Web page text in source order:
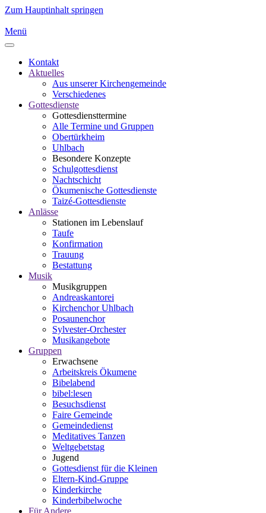
Zum Hauptinhalt springen
Menü
Kontakt
Aktuelles
Aus unserer Kirchengemeinde
Verschiedenes
Gottesdienste
Gottesdiensttermine
Alle Termine und Gruppen
Obertürkheim
Uhlbach
Besondere Konzepte
Schulgottesdienst
Nachtschicht
Ökumenische Gottesdienste
Taizé-Gottesdienste
Anlässe
Stationen im Lebenslauf
Taufe
Konfirmation
Trauung
Bestattung
Musik
Musikgruppen
Andreaskantorei
Kirchenchor Uhlbach
Posaunenchor
Sylvester-Orchester
Musikangebote
Gruppen
Erwachsene
Arbeitskreis Ökumene
Bibelabend
bibel:lesen
Besuchsdienst
Faire Gemeinde
Gemeindedienst
Meditatives Tanzen
Weltgebetstag
Jugend
Gottesdienst für die Kleinen
Eltern-Kind-Gruppe
Kinderkirche
Kinderbibelwoche
Für Andere